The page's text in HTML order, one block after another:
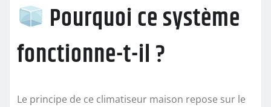
Pourquoi ce système
fonctionne-t-il ?
Le principe de ce climatiseur maison repose sur le